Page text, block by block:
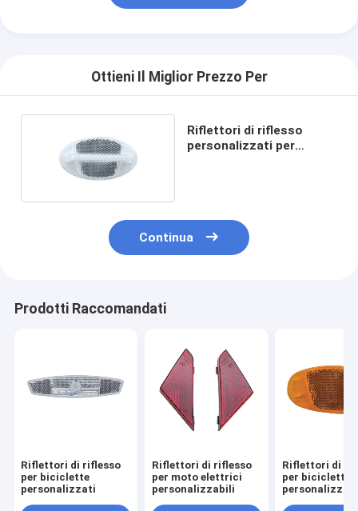
Ottieni Il Miglior Prezzo Per
Riflettori di riflesso
personalizzati per
Continua
Prodotti Raccomandati
Riflettori di riflesso
per biciclette
personalizzati
Riflettori di riflesso
per moto elettrici
personalizzabili
Riflettori di
per biciclette
personalizzati